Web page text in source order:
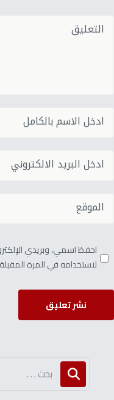
احفظ اسمي، وبريدي
لاستخدامه في المرة
نشر تعليق